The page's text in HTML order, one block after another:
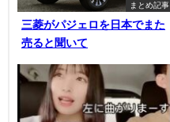
まとめ記事
三菱がパジェロを日本でまた
売ると聞いて